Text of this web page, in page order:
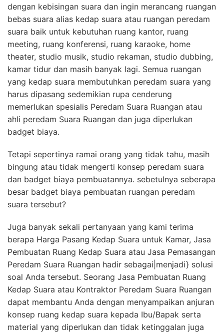
dengan kebisingan suara dan ingin merancang ruangan
bebas suara alias kedap suara atau ruangan peredam
suara baik untuk kebutuhan ruang kantor, ruang
meeting, ruang konferensi, ruang karaoke, home
theater, studio musik, studio rekaman, studio dubbing,
kamar tidur dan masih banyak lagi. Semua ruangan
yang kedap suara membutuhkan peredam suara yang
harus dipasang sedemikian rupa cenderung
memerlukan spesialis Peredam Suara Ruangan atau
ahli peredam Suara Ruangan dan juga diperlukan
badget biaya.
Tetapi sepertinya ramai orang yang tidak tahu, masih
bingung atau tidak mengerti konsep peredam suara
dan badget biaya pembuatannya. sebetulnya seberapa
besar badget biaya pembuatan ruangan peredam
suara tersebut?
Juga banyak sekali pertanyaan yang kami terima
berapa Harga Pasang Kedap Suara untuk Kamar, Jasa
Pembuatan Ruang Kedap Suara atau Jasa Pemasangan
Peredam Suara Ruangan hadir sebagai|menjadi} solusi
soal Anda tersebut. Seorang Jasa Pembuatan Ruang
Kedap Suara atau Kontraktor Peredam Suara Ruangan
dapat membantu Anda dengan menyampaikan anjuran
konsep ruang kedap suara kepada Ibu/Bapak serta
material yang diperlukan dan tidak ketinggalan juga